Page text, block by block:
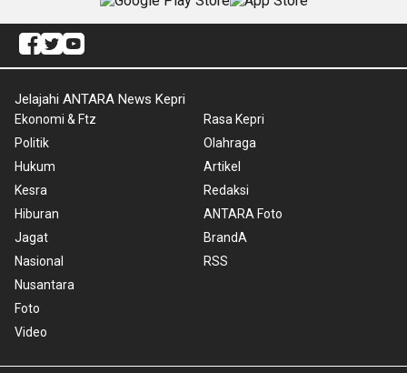
Jelajahi ANTARA News Kepri
Ekonomi & Ftz
Politik
Hukum
Kesra
Hiburan
Jagat
Nasional
Nusantara
Foto
Video
Rasa Kepri
Olahraga
Artikel
Redaksi
ANTARA Foto
BrandA
RSS